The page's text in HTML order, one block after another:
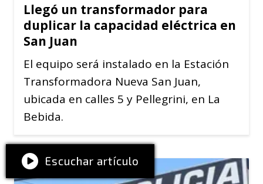
Llegó un transformador para
duplicar la capacidad eléctrica en
San Juan
El equipo será instalado en la Estación
Transformadora Nueva San Juan,
ubicada en calles 5 y Pellegrini, en La
Bebida.
Escuchar artículo